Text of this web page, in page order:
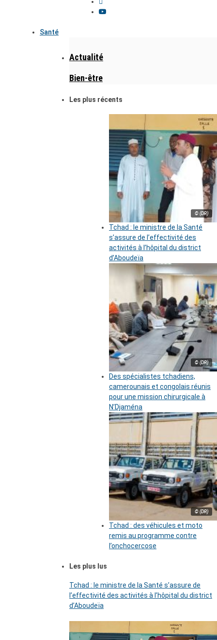
Santé
Actualité
Bien-être
Les plus récents
© (DR)
Tchad : le ministre de la Santé
s’assure de l’effectivité des
activités à l’hôpital du district
d’Aboudeïa
© (DR)
Des spécialistes tchadiens,
camerounais et congolais réunis
pour une mission chirurgicale à
N’Djaména
© (DR)
Tchad : des véhicules et moto
remis au programme contre
l’onchocercose
Les plus lus
Tchad : le ministre de la Santé s’assure de
l’effectivité des activités à l’hôpital du district
d’Aboudeïa